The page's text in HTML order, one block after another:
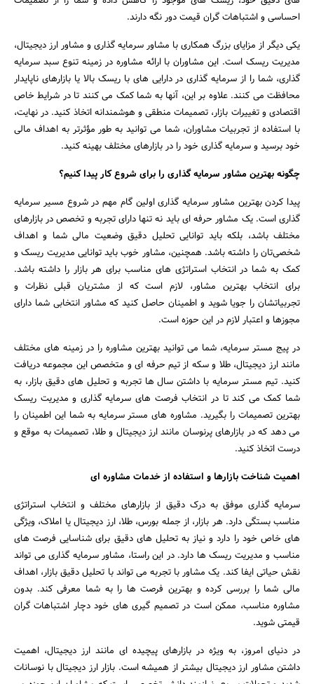
احساسی و اشتباهات گران ‌قیمت دور نگه دارند.
یکی دیگر از مزایای بزرگ همکاری با مشاور سرمایه ‌گذاری و مشاور ارز دیجیتال،
مدیریت ریسک است. این مشاوران با ارائه مشاوره در زمینه تنوع سبد سرمایه‌
گذاری، شما را از سرمایه ‌گذاری در دارایی‌ های با ریسک بالا یا بازارهای ناپایدار
محافظت می‌ کنند. علاوه بر این، آنها به شما کمک می‌ کنند تا در شرایط خاص
اقتصادی و تغییرات بازار، تصمیمات منطقی و هوشمندانه اتخاذ کنید. در نهایت،
با استفاده از تجربیات مشاوران، شما می ‌توانید به ‌طور مؤثرتر به اهداف مالی
خود برسید و سرمایه‌ گذاری خود را در بازارهای مختلف بهینه کنید.
چگونه بهترین مشاور سرمایه‌ گذاری را برای شروع کار پیدا کنیم؟
پیدا کردن بهترین مشاور سرمایه ‌گذاری اولین گام مهم در شروع مسیر سرمایه
‌گذاری است. یک مشاور حرفه ‌ای باید نه تنها دارای تجربه و تخصص در بازارهای
مختلف باشد، بلکه باید توانایی تحلیل دقیق وضعیت مالی شما و اهداف
شخصی‌تان را داشته باشد. همچنین، مشاور خوب باید توانایی مدیریت ریسک و
کمک به شما در انتخاب استراتژی ‌های مناسب برای هر بازار را داشته باشد.
برای انتخاب بهترین مشاور، لازم است که از مشتریان قبلی نظرات و
تجربیاتشان را جویا شوید و اطمینان حاصل کنید که مشاور انتخابی شما دارای
مجوزها و اعتبار لازم در این حوزه است.
در پیج مستر سرمایه، شما می ‌توانید بهترین مشاوره را در زمینه‌ های مختلف
مانند ارز دیجیتال، طلا و سکه از تیم حرفه‌ ای و متخصص این مجموعه دریافت
کنید. تیم مستر سرمایه با داشتن سال‌ ها تجربه و تحلیل ‌های دقیق بازار، به
شما کمک می ‌کند تا در انتخاب فرصت‌ های سرمایه ‌گذاری و مدیریت ریسک
بهترین تصمیمات را بگیرید. مشاوره‌ های مستر سرمایه به شما این اطمینان را
می ‌دهد که در بازارهای پرنوسان مانند ارز دیجیتال و طلا، تصمیمات به‌ موقع و
درست اتخاذ کنید.
اهمیت شناخت بازارها و استفاده از خدمات مشاوره ‌ای
سرمایه ‌گذاری موفق به درک دقیق از بازارهای مختلف و انتخاب استراتژی
مناسب بستگی دارد. هر بازار، از جمله بورس، طلا، ارز دیجیتال یا املاک، ویژگی‌
های خاص خود را دارد و نیاز به تحلیل ‌های دقیق برای شناسایی فرصت ‌های
مناسب و مدیریت ریسک ‌ها دارد. در این راستا، مشاور سرمایه ‌گذاری می ‌تواند
نقش حیاتی ایفا کند. یک مشاور با تجربه می ‌تواند با تحلیل دقیق بازار، اهداف
مالی شما را بررسی کرده و بهترین فرصت‌ ها را به شما معرفی کند. بدون
مشاوره مناسب، ممکن است در تصمیم ‌گیری‌ های خود دچار اشتباهات گران
‌قیمتی شوید.
در دنیای امروز، به‌ ویژه در بازارهای پیچیده‌ ای مانند ارز دیجیتال، اهمیت
داشتن مشاور ارز دیجیتال بیشتر از همیشه است. بازار ارز دیجیتال با نوسانات